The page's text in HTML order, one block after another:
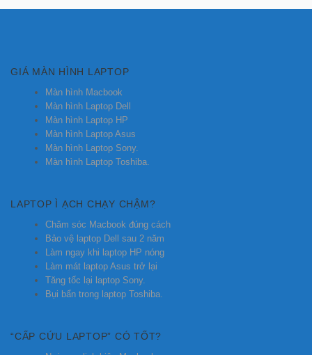
GIÁ MÀN HÌNH LAPTOP
Màn hình Macbook
Màn hình Laptop Dell
Màn hình Laptop HP
Màn hình Laptop Asus
Màn hình Laptop Sony.
Màn hình Laptop Toshiba.
LAPTOP Ì ẠCH CHẠY CHẬM?
Chăm sóc Macbook đúng cách
Bảo vệ laptop Dell sau 2 năm
Làm ngay khi laptop HP nóng
Làm mát laptop Asus trở lại
Tăng tốc lại laptop Sony.
Bụi bẩn trong laptop Toshiba.
“CẤP CỨU LAPTOP” CÓ TỐT?